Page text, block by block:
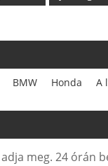
BMW Honda A
meg. 24 órán